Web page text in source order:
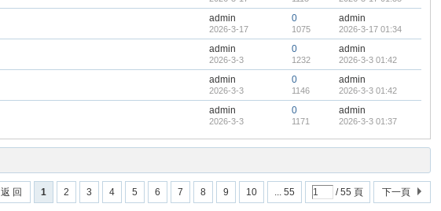
admin
2026-3-17
0
1075
admin
2026-3-17 01:34
admin
2026-3-3
0
1232
admin
2026-3-3 01:42
admin
2026-3-3
0
1146
admin
2026-3-3 01:42
admin
2026-3-3
0
1171
admin
2026-3-3 01:37
1 2 3 4 5 6 7 8 9 10 ... 55 / 55 頁 下一頁
返 回